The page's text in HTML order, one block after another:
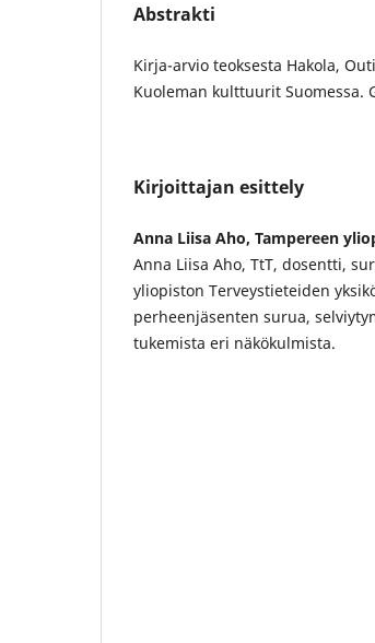
Abstrakti
Kirja-arvio teoksesta Hakola,
Kuoleman kulttuurit Suomessa.
Kirjoittajan esittely
Anna Liisa Aho, Tampereen
Anna Liisa Aho, TtT, dosentti,
yliopiston Terveystieteiden
perheenjäsenten surua,
tukemista eri näkökulmista.